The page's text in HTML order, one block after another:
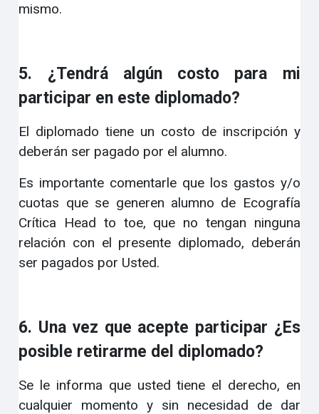
mismo.
5. ¿Tendrá algún costo para mi
participar en este diplomado?
El diplomado tiene un costo de inscripción y
deberán ser pagado por el alumno.
Es importante comentarle que los gastos y/o
cuotas que se generen alumno de Ecografía
Crítica Head to toe, que no tengan ninguna
relación con el presente diplomado, deberán
ser pagados por Usted.
6. Una vez que acepte participar ¿Es
posible retirarme del diplomado?
Se le informa que usted tiene el derecho, en
cualquier momento y sin necesidad de dar